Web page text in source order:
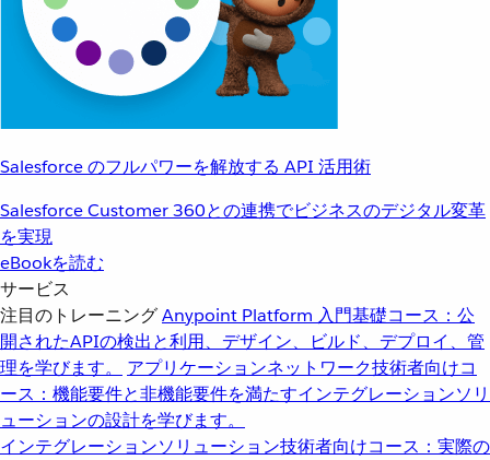
Salesforce のフルパワーを解放する API 活用術
Salesforce Customer 360との連携でビジネスのデジタル変革
を実現
eBookを読む
サービス
注目のトレーニングAnypoint Platform 入門基礎コース：公
開されたAPIの検出と利用、デザイン、ビルド、デプロイ、管
理を学びます。
アプリケーションネットワーク技術者向けコ
ース：機能要件と非機能要件を満たすインテグレーションソリ
ューションの設計を学びます。
インテグレーションソリューション技術者向けコース：実際の